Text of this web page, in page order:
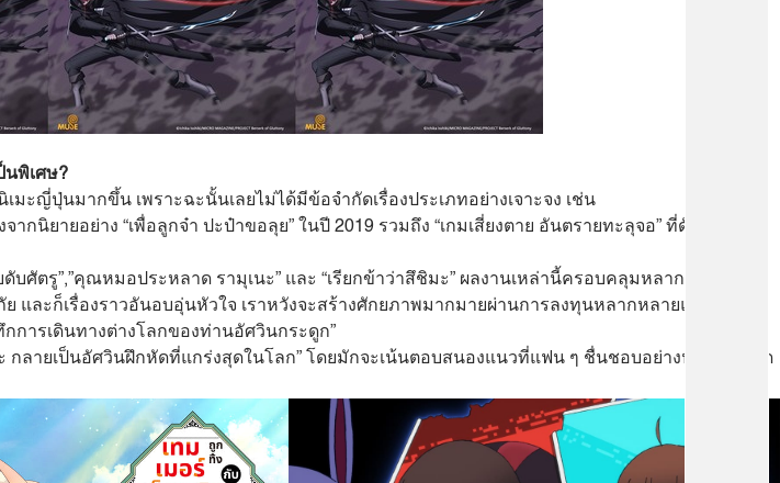
นพิเศษ?
ะญี่ปุ่นมากขึ้น เพราะฉะนั้นเลยไม่ได้มีข้อจำกัดเรื่องประเภทอย่างเจาะจง เช่น
ยายอย่าง “เพื่อลูกจ๋า ปะป๋าขอลุย” ในปี 2019 รวมถึง “เกมเสี่ยงตาย อันตรายทะลุจอ” ที่ดัดแปลงมา
ศัตรู”,”คุณหมอประหลาด รามุเนะ” และ “เรียกข้าว่าสึชิมะ” ผลงานเหล่านี้ครอบคลุมหลากหลายแนว
ะก็เรื่องราวอันอบอุ่นหัวใจ เราหวังจะสร้างศักยภาพมากมายผ่านการลงทุนหลากหลายแนว พร้อม
การเดินทางต่างโลกของท่านอัศวินกระดูก”
กลายเป็นอัศวินฝึกหัดที่แกร่งสุดในโลก” โดยมักจะเน้นตอบสนองแนวที่แฟน ๆ ชื่นชอบอย่างประเภท เกิด